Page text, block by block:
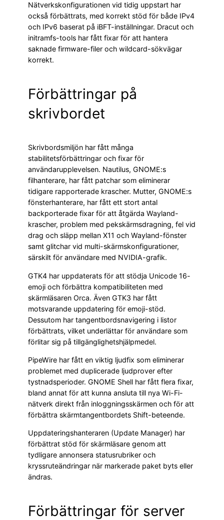
Nätverkskonfigurationen vid tidig uppstart har
också förbättrats, med korrekt stöd för både IPv4
och IPv6 baserat på iBFT-inställningar. Dracut och
initramfs-tools har fått fixar för att hantera
saknade firmware-filer och wildcard-sökvägar
korrekt.
Förbättringar på
skrivbordet
Skrivbordsmiljön har fått många
stabilitetsförbättringar och fixar för
användarupplevelsen. Nautilus, GNOME:s
filhanterare, har fått patchar som eliminerar
tidigare rapporterade krascher. Mutter, GNOME:s
fönsterhanterare, har fått ett stort antal
backporterade fixar för att åtgärda Wayland-
krascher, problem med pekskärmsdragning, fel vid
drag och släpp mellan X11 och Wayland-fönster
samt glitchar vid multi-skärmskonfigurationer,
särskilt för användare med NVIDIA-grafik.
GTK4 har uppdaterats för att stödja Unicode 16-
emoji och förbättra kompatibiliteten med
skärmläsaren Orca. Även GTK3 har fått
motsvarande uppdatering för emoji-stöd.
Dessutom har tangentbordsnavigering i listor
förbättrats, vilket underlättar för användare som
förlitar sig på tillgänglighetshjälpmedel.
PipeWire har fått en viktig ljudfix som eliminerar
problemet med duplicerade ljudprover efter
tystnadsperioder. GNOME Shell har fått flera fixar,
bland annat för att kunna ansluta till nya Wi-Fi-
nätverk direkt från inloggningsskärmen och för att
förbättra skärmtangentbordets Shift-beteende.
Uppdateringshanteraren (Update Manager) har
förbättrat stöd för skärmläsare genom att
tydligare annonsera statusrubriker och
kryssruteändringar när markerade paket byts eller
ändras.
Förbättringar för server